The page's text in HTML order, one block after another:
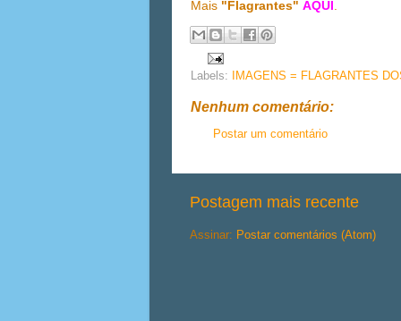
Mais "Flagrantes" AQUI.
Labels: IMAGENS = FLAGRANTES
Nenhum comentário:
Postar um comentário
Postagem mais recente
Assinar: Postar comentários (Atom)